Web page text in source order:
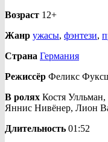
Возраст 12+
Жанр ужасы, фэнтези,
Страна Германия
Режиссёр Феликс
В ролях Костя
Яннис Нивёнер, Лион
Длительность 01:52